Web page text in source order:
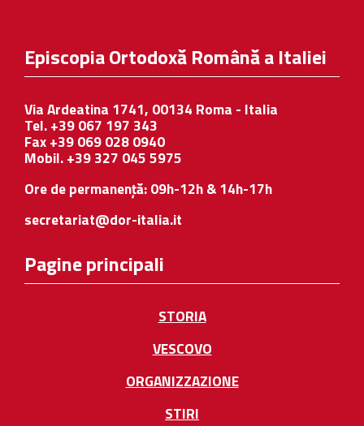
Episcopia Ortodoxă Română a Italiei
Via Ardeatina 1741, 00134 Roma - Italia
Tel. +39 067 197 343
Fax +39 069 028 0940
Mobil. +39 327 045 5975
Ore de permanență: 09h-12h & 14h-17h
secretariat@dor-italia.it
Pagine principali
STORIA
VESCOVO
ORGANIZZAZIONE
STIRI